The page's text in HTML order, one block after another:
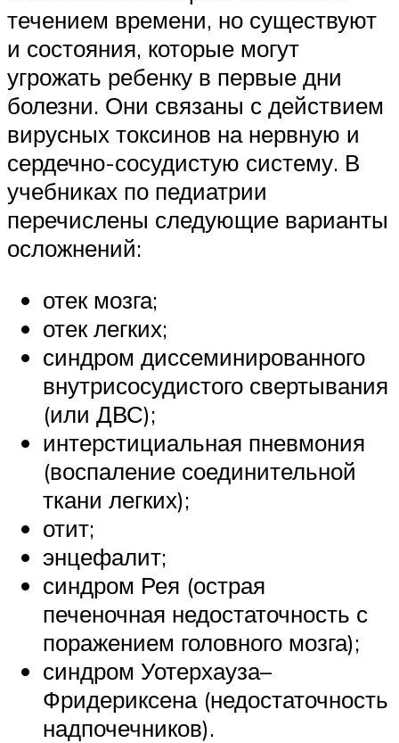
течением времени, но существуют
и состояния, которые могут
угрожать ребенку в первые дни
болезни. Они связаны с действием
вирусных токсинов на нервную и
сердечно-сосудистую систему. В
учебниках по педиатрии
перечислены следующие варианты
осложнений:
отек мозга;
отек легких;
синдром диссеминированного
внутрисосудистого свертывания
(или ДВС);
интерстициальная пневмония
(воспаление соединительной
ткани легких);
отит;
энцефалит;
синдром Рея (острая
печеночная недостаточность с
поражением головного мозга);
синдром Уотерхауза–
Фридериксена (недостаточность
надпочечников).